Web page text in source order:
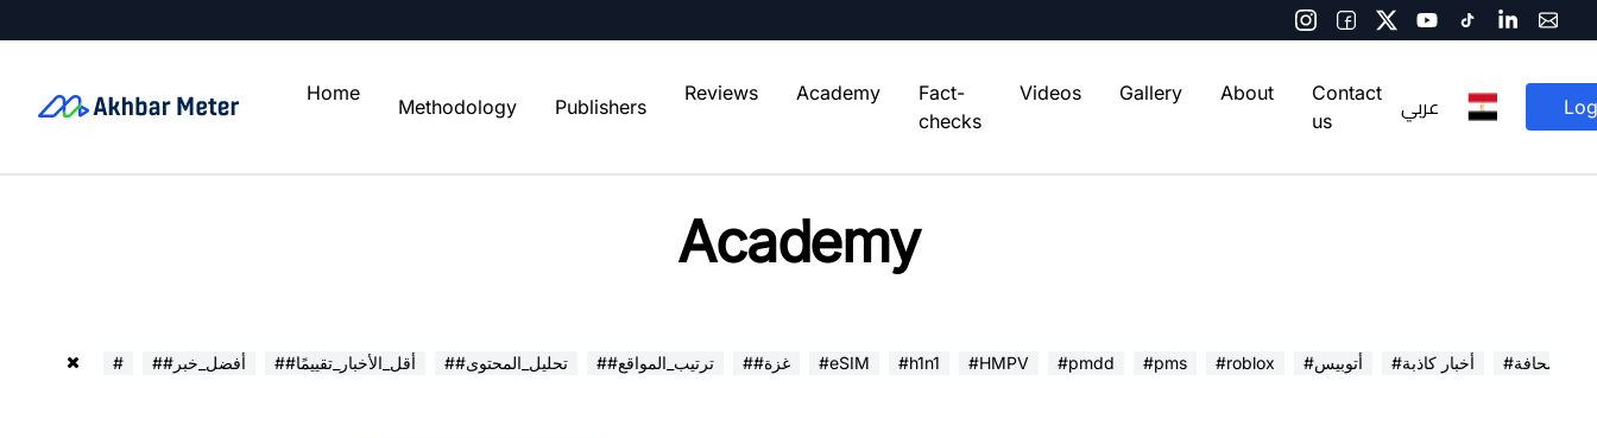
Home
Methodology Publishers
Reviews Academy
Fact-
checks
Videos Gallery About
Contact
us
عربي
Academy
# ##أفضل_خبر ##أقل_الأخبار_تقييمًا ##تحليل_المحتوى ##ترتيب_المواقع ##غزة #eSIM #h1n1 #HMPV #pmdd #pms #roblox #أتوبيس #أخبار كاذبة في الصحافة